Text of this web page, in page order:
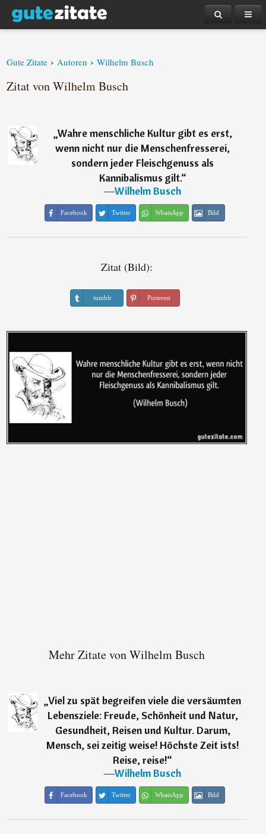
Gute Zitate › Autoren › Wilhelm Busch
Zitat von Wilhelm Busch
„Wahre menschliche Kultur gibt es erst,
wenn nicht nur die Menschenfresserei,
sondern jeder Fleischgenuss als
Kannibalismus gilt.“
―Wilhelm Busch
Facebook Twitter WhatsApp Bild
Zitat (Bild):
tumblr Pinterest
Mehr Zitate von Wilhelm Busch
„Viel zu spät begreifen viele die versäumten
Lebensziele: Freude, Schönheit und Natur,
Gesundheit, Reisen und Kultur. Darum,
Mensch, sei zeitig weise! Höchste Zeit ists!
Reise, reise!“
―Wilhelm Busch
Facebook Twitter WhatsApp Bild